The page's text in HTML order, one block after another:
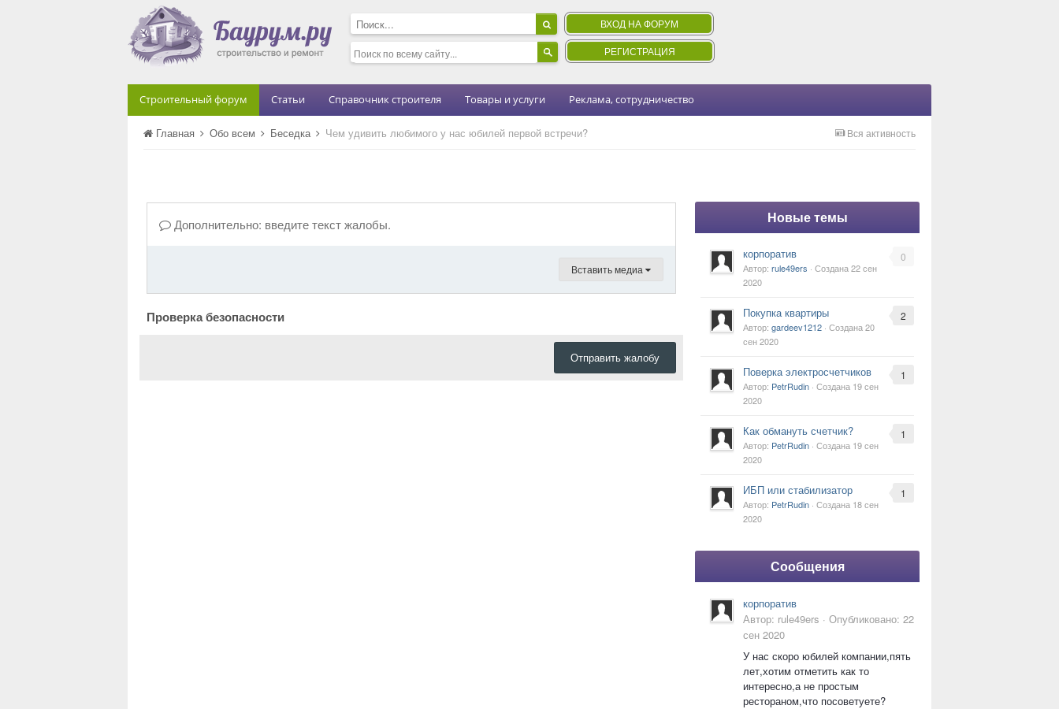
ВХОД НА ФОРУМ
РЕГИСТРАЦИЯ
Строительный форум Статьи Справочник строителя Товары и услуги Реклама, сотрудничество
Вся активность
Главная Обо всем Беседка Чем удивить любимого у нас юбилей первой встречи?
Дополнительно: введите текст жалобы.
Вставить медиа
Проверка безопасности
Отправить жалобу
Новые темы
0
корпоратив
Автор: rule49ers · Создана22 сен
2020
2
Покупка квартиры
Автор: gardeev1212 · Создана20
сен 2020
1
Поверка электросчетчиков
Автор: PetrRudin · Создана 19 сен
2020
1
Как обмануть счетчик?
Автор: PetrRudin · Создана 19 сен
2020
1
ИБП или стабилизатор
Автор: PetrRudin · Создана 18 сен
2020
Сообщения
корпоратив
Автор: rule49ers · Опубликовано: 22
сен 2020
У нас скоро юбилей компании,пять
лет,хотим отметить как то
интересно,а не простым
рестораном,что посоветуете?